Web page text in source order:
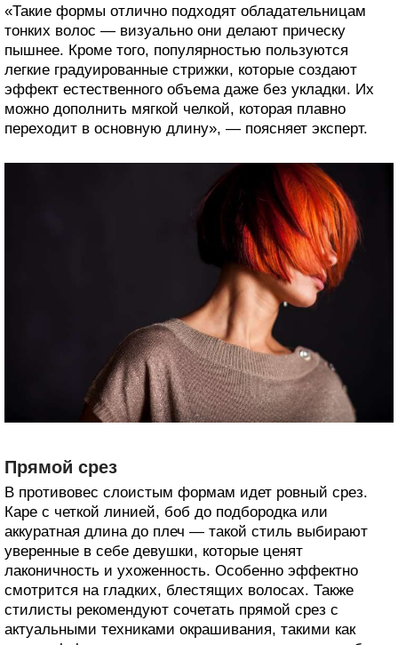
«Такие формы отлично подходят обладательницам
тонких волос — визуально они делают прическу
пышнее. Кроме того, популярностью пользуются
легкие градуированные стрижки, которые создают
эффект естественного объема даже без укладки. Их
можно дополнить мягкой челкой, которая плавно
переходит в основную длину», — поясняет эксперт.
Прямой срез
В противовес слоистым формам идет ровный срез.
Каре с четкой линией, боб до подбородка или
аккуратная длина до плеч — такой стиль выбирают
уверенные в себе девушки, которые ценят
лаконичность и ухоженность. Особенно эффектно
смотрится на гладких, блестящих волосах. Также
стилисты рекомендуют сочетать прямой срез с
актуальными техниками окрашивания, такими как